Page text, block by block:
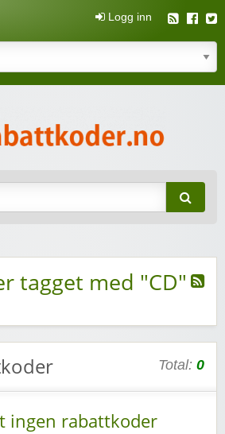
Logg inn
tagget med "CD"
Total: 0
ingen rabattkoder